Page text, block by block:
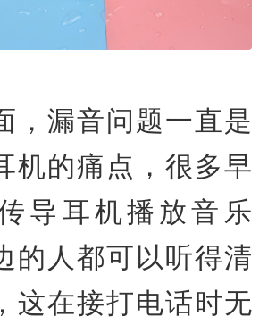
，漏音问题一直是
机的痛点，很多早
导耳机播放音乐
的人都可以听得清
这在接打电话时无